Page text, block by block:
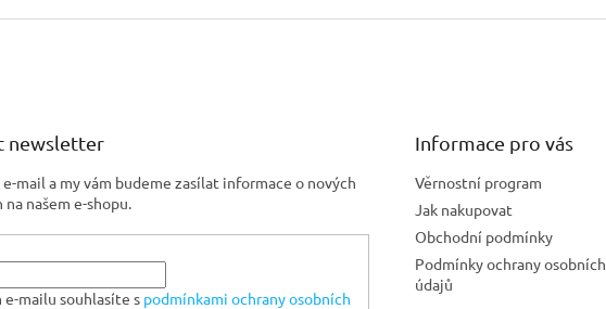
newsletter
mail a my vám budeme zasílat informace o nových
našem e-shopu.
mailu souhlasíte s podmínkami ochrany osobních
Informace pro vás
Věrnostní program
Jak nakupovat
Obchodní podmínky
Podmínky ochrany osobních
údajů